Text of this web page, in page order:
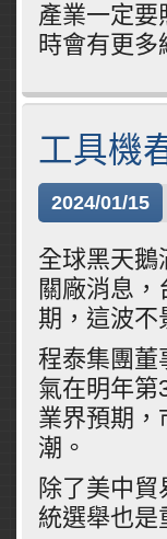
產業一定
時會有更多
工具機
2024/01/15
全球黑天鵝
關廠消息
期，這波不
程泰集團董
氣在明年第
業界預期，
潮。
除了美中
統選舉也是